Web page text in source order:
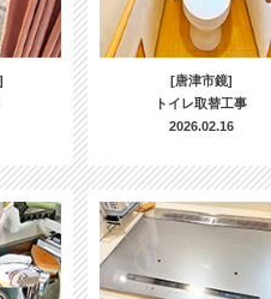
[唐津市鏡]
トイレ取替工事
2026.02.16